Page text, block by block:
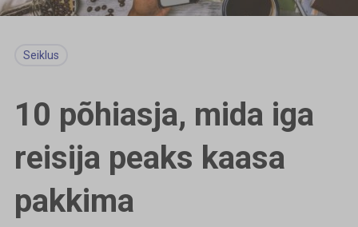
Seiklus
10 põhiasja, mida iga
reisija peaks kaasa
pakkima